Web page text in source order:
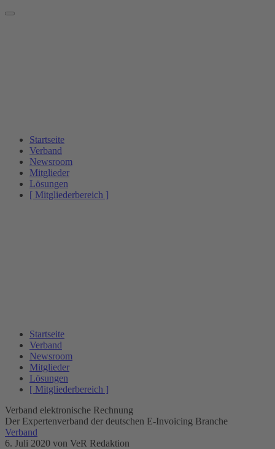
Startseite
Verband
Newsroom
Mitglieder
Lösungen
[ Mitgliederbereich ]
Startseite
Verband
Newsroom
Mitglieder
Lösungen
[ Mitgliederbereich ]
Verband elektronische Rechnung
Der Expertenverband der deutschen E-Invoicing Branche
Verband
6. Juli 2020 von VeR Redaktion